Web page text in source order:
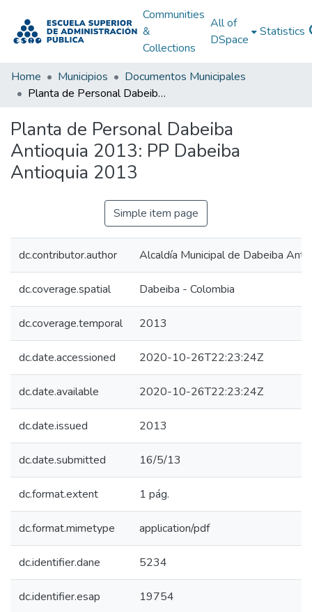
Communities
&
Collections
All of
DSpace
Statistics
Home Municipios
Documentos Municipales
Planta de Personal Dabeiba Antioquia 2013: PP Dabeiba Antioquia 2013
Planta de Personal Dabeiba
Antioquia 2013: PP Dabeiba
Antioquia 2013
Simple item page
dc.contributor.author Alcaldía Municipal de Dabeiba
dc.coverage.spatial Dabeiba - Colombia
dc.coverage.temporal 2013
dc.date.accessioned 2020-10-26T22:23:24Z
dc.date.available 2020-10-26T22:23:24Z
dc.date.issued 2013
dc.date.submitted 16/5/13
dc.format.extent 1 pág.
dc.format.mimetype application/pdf
dc.identifier.dane 5234
dc.identifier.esap 19754